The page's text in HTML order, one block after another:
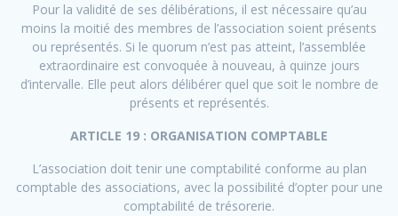
Pour la validité de ses délibérations, il est nécessaire qu’au
moins la moitié des membres de l’association soient présents
ou représentés. Si le quorum n’est pas atteint, l’assemblée
extraordinaire est convoquée à nouveau, à quinze jours
d’intervalle. Elle peut alors délibérer quel que soit le nombre de
présents et représentés.
ARTICLE 19 : ORGANISATION COMPTABLE
L’association doit tenir une comptabilité conforme au plan
comptable des associations, avec la possibilité d’opter pour une
comptabilité de trésorerie.